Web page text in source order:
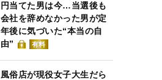
円当てた男は今…当選後も
会社を辞めなかった男が定
年後に気づいた“本当の自
由”
有料
風俗店が現役女子大生だら